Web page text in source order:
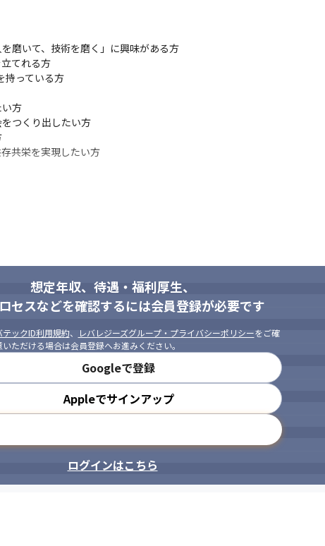
磨いて、技術を磨く」に興味がある方
てれる方
持っている方
方
つくり出したい方
共栄を実現したい方
想定年収、待遇・福利厚生、
セスなどを確認するには会員登録が必要です
テックID利用規約、 レバレジーズグループ・プライバシーポリシーをご確
ただける場合は会員登録へお進みください。
Googleで登録
Appleでサインアップ
ログインはこちら